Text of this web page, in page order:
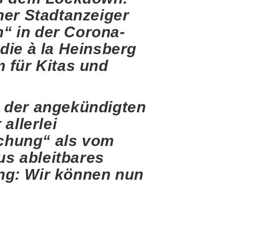
Stadtanzeiger
in der Corona-
à la Heinsberg
für Kitas und
angekündigten
allerlei
als vom
ableitbares
Wir können nun